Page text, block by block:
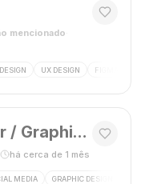
mencionado
UX DESIGN FIGMA
Social Media Coordinator / Graphic Designer
há cerca de 1 mês
MEDIA GRAPHIC DESIGN